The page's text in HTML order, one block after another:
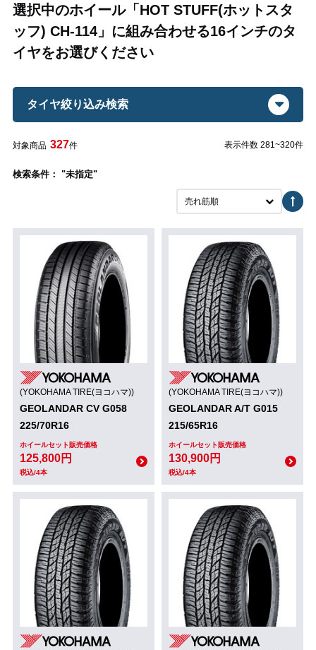
選択中のホイール「HOT STUFF(ホットスタ
ッフ) CH-114」に組み合わせる16インチのタ
イヤをお選びください
タイヤ絞り込み検索
対象商品 327件 表示件数 281~320件
検索条件： "未指定"
売れ筋順
(YOKOHAMA TIRE(ヨコハマ))
GEOLANDAR CV G058
225/70R16
ホイールセット販売価格
125,800円
税込/4本
(YOKOHAMA TIRE(ヨコハマ))
GEOLANDAR A/T G015
215/65R16
ホイールセット販売価格
130,900円
税込/4本